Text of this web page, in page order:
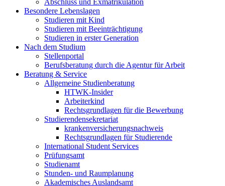
Besondere Lebenslagen
Studieren mit Kind
Studieren mit Beeinträchtigung
Studieren in erster Generation
Nach dem Studium
Stellenportal
Berufsberatung durch die Agentur für Arbeit
Beratung & Service
Allgemeine Studienberatung
HTWK-Insider
Arbeiterkind
Rechtsgrundlagen für die Bewerbung
Studierendensekretariat
krankenversicherungsnachweis
Rechtsgrundlagen für Studierende
International Student Services
Prüfungsamt
Studienamt
Stunden- und Raumplanung
Akademisches Auslandsamt